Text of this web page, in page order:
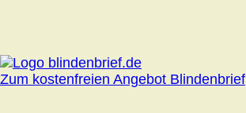
Zum kostenfreien Angebot Blindenbrief